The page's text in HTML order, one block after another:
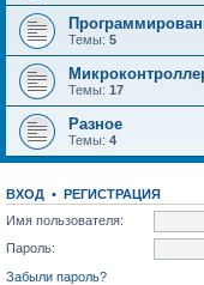
Темы: 5
Темы: 17
Разное
Темы: 4
ВХОД • РЕГИСТРАЦИЯ
Имя пользователя:
Пароль:
Забыли пароль?